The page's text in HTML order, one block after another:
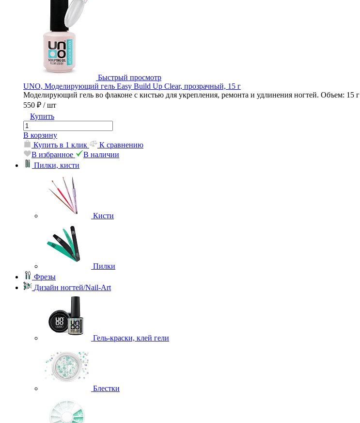
Быстрый просмотр
UNO, Моделирующий гель Easy Build Up Clear, прозрачный, 15 г
Моделирующий гель во флаконе с кистью для укрепления, ремонта и удлинения ногтей. Объем: 15 г
550 ₽ / шт
Купить
В корзину
Купить в 1 клик
К сравнению
В избранное
В наличии
Пилки, кисти
Кисти
Пилки
Фрезы
Дизайн ногтей/Nail-Art
Гель-краски, клей гели
Блестки